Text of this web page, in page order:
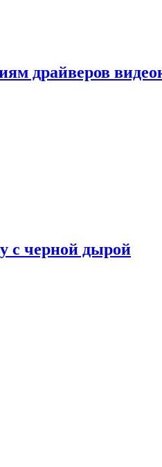
драйверов
с черной дырой